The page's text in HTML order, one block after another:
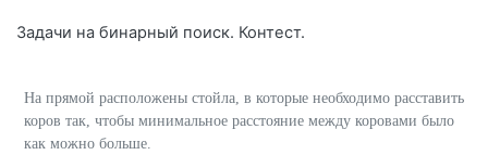
Задачи на бинарный поиск. Контест.
На прямой расположены стойла, в которые необходимо расставить
коров так, чтобы минимальное расcтояние между коровами было
как можно больше.